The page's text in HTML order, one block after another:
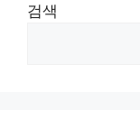
검색